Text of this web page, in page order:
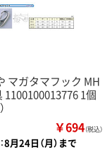
マガタマフック MH
1100100013776 1個
￥694（税込）
8月24日（月）まで